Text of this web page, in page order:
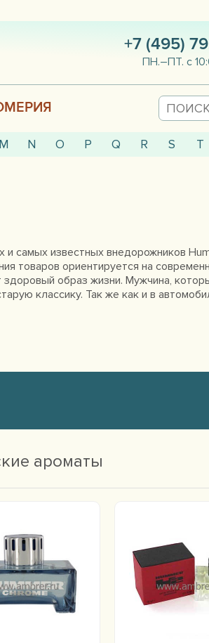
+7 (495)
ПН.–ПТ. с
M N O P Q R S T
самых известных внедорожников
товаров ориентируется на
образ жизни. Мужчина,
классику. Так же как и в
ароматы